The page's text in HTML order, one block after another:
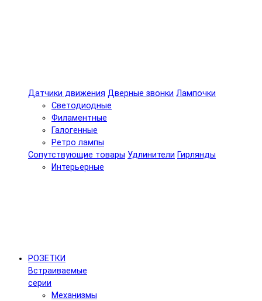
Датчики движения Дверные звонки Лампочки
Светодиодные
Филаментные
Галогенные
Ретро лампы
Сопутствующие товары Удлинители Гирлянды
Интерьерные
РОЗЕТКИ
Встраиваемые
серии
Механизмы